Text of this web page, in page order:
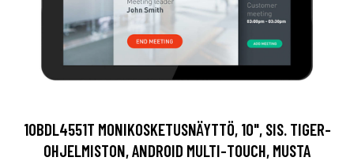
10BDL4551T MONIKOSKETUSNÄYTTÖ, 10", SIS. TIGER-
OHJELMISTON, ANDROID MULTI-TOUCH, MUSTA